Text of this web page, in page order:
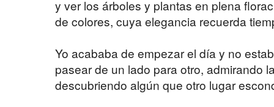
y ver los árboles y plantas en plena
de colores, cuya elegancia recuerda
Yo acababa de empezar el día y no
pasear de un lado para otro, admirando
descubriendo algún que otro lugar